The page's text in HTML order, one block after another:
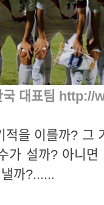
대표팀 http://
적을 이를까? 그
가 설까? 아니
까?......